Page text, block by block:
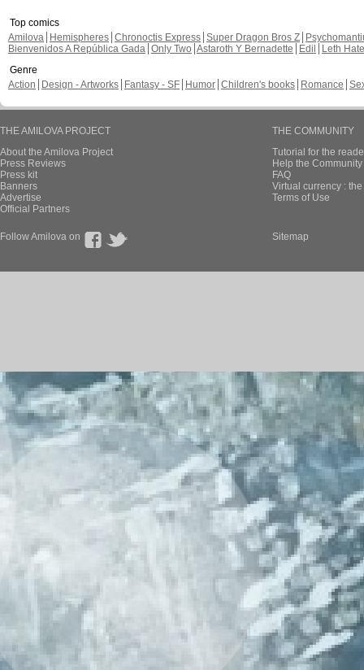
Top comics
Amilova
Hemispheres Chronoctis Express Super Dragon Bros Z
Bienvenidos A República Gada Only Two Astaroth Y Bernadette Edil
Leth Hate
Genre
Action
Design - Artworks Fantasy - SF Humor Children's books Romance
THE AMILOVA PROJECT
About the Amilova Project
Press Reviews
Press kit
Banners
Advertise
Official Partners
THE COMMUNITY
Tutorial for the
Help the
FAQ
Virtual currency :
Terms of Use
Follow Amilova on Sitemap